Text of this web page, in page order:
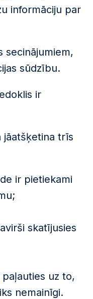
informāciju par
secinājumiem,
sūdzību.
ir
jāatšķetina trīs
ir pietiekami
skatījusies
uz to,
nemainīgi.